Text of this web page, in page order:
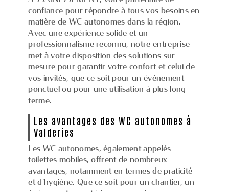
confiance pour répondre à tous vos besoins en
matière de WC autonomes dans la région.
Avec une expérience solide et un
professionnalisme reconnu, notre entreprise
met à votre disposition des solutions sur
mesure pour garantir votre confort et celui de
vos invités, que ce soit pour un événement
ponctuel ou pour une utilisation à plus long
terme.
Les avantages des WC autonomes à
Valderies
Les WC autonomes, également appelés
toilettes mobiles, offrent de nombreux
avantages, notamment en termes de praticité
et d'hygiène. Que ce soit pour un chantier, un